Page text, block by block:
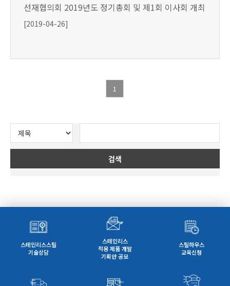
선재협의회 2019년도 정기총회 및 제1회 이사회 개최
[2019-04-26]
1
검색
스테인리스스틸
기술상담
스테인리스
적용 제품 개발
기획안 공모
스틸하우스
교육신청